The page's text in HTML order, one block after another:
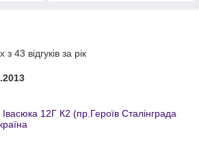
43 відгуків за рік
12Г К2 (пр.Героїв Сталінграда